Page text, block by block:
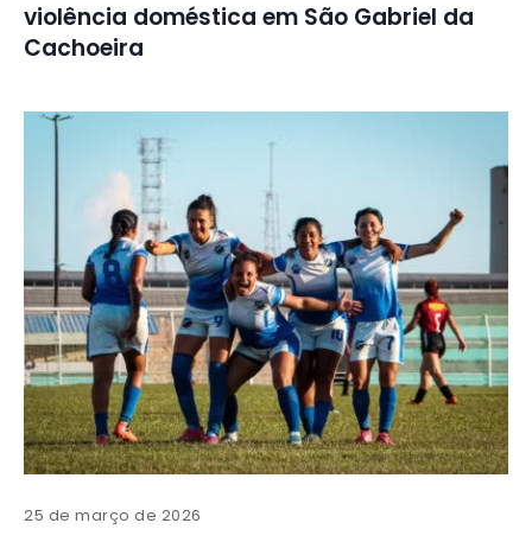
violência doméstica em São Gabriel da
Cachoeira
25 de março de 2026